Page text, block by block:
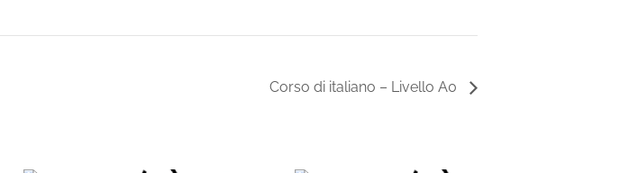
Corso di italiano – Livello A0